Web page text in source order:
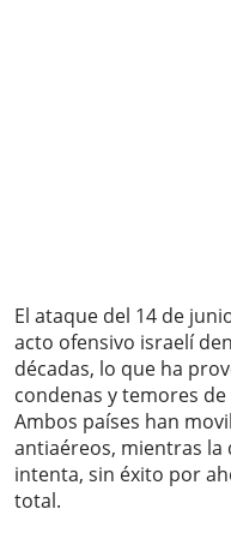
El ataque del 14 de
acto ofensivo israelí
décadas, lo que ha
condenas y temores
Ambos países han
antiaéreos, mientras
intenta, sin éxito por
total.